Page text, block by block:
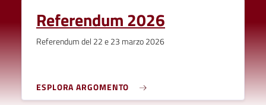
Referendum 2026
Referendum del 22 e 23 marzo 2026
ESPLORA ARGOMENTO